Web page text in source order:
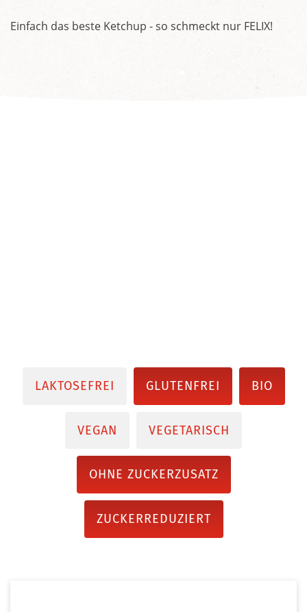
Einfach das beste Ketchup - so schmeckt nur FELIX!
LAKTOSEFREI GLUTENFREI BIO
VEGAN VEGETARISCH
OHNE ZUCKERZUSATZ
ZUCKERREDUZIERT